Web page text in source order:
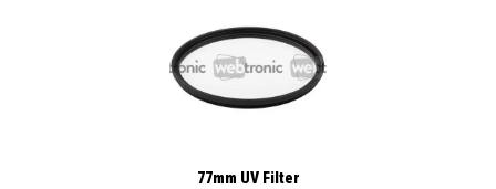
77mm UV Filter